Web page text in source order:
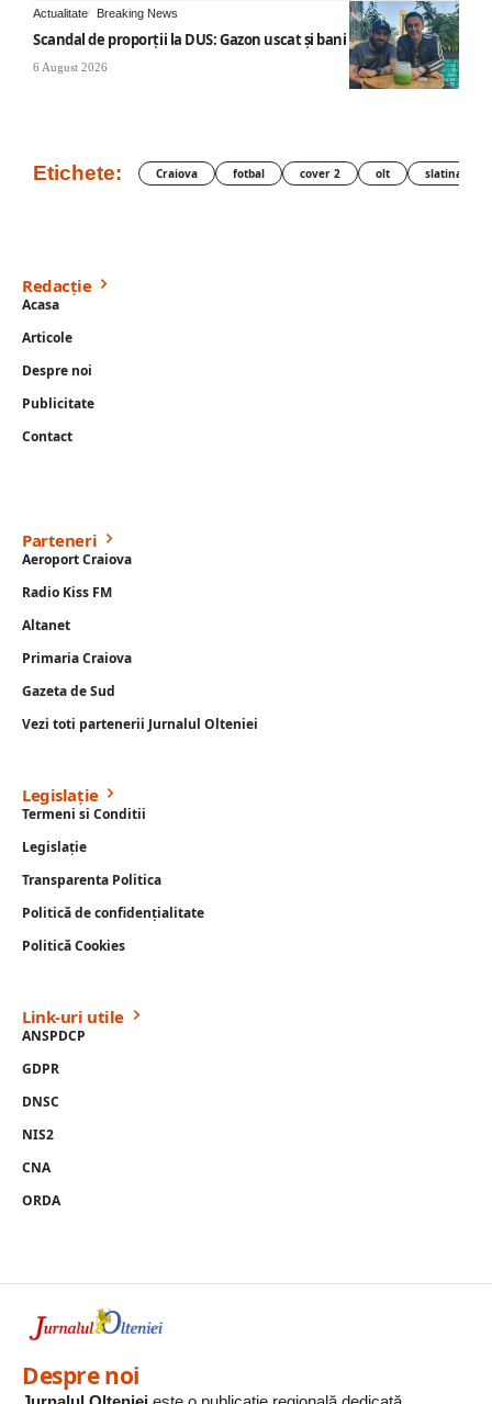
Actualitate Breaking News
Scandal de proporții la DUS: Gazon uscat și bani publici
6 August 2026
Etichete: Craiova fotbal cover 2 olt slatina
Redacție
Acasa
Articole
Despre noi
Publicitate
Contact
Parteneri
Aeroport Craiova
Radio Kiss FM
Altanet
Primaria Craiova
Gazeta de Sud
Vezi toti partenerii Jurnalul Olteniei
Legislație
Termeni si Conditii
Legislație
Transparenta Politica
Politică de confidențialitate
Politică Cookies
Link-uri utile
ANSPDCP
GDPR
DNSC
NIS2
CNA
ORDA
Despre noi